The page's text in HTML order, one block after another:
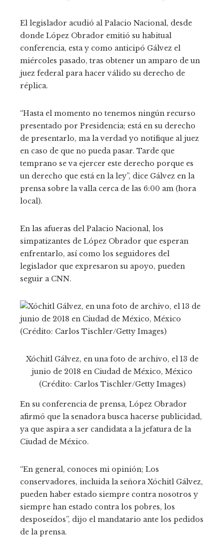
El legislador acudió al Palacio Nacional, desde
donde López Obrador emitió su habitual
conferencia, esta y como anticipó Gálvez el
miércoles pasado, tras obtener un amparo de un
juez federal para hacer válido su derecho de
réplica.
“Hasta el momento no tenemos ningún recurso
presentado por Presidencia; está en su derecho
de presentarlo, ma la verdad yo notifique al juez
en caso de que no pueda pasar. Tarde que
temprano se va ejercer este derecho porque es
un derecho que está en la ley”, dice Gálvez en la
prensa sobre la valla cerca de las 6:00 am (hora
local).
En las afueras del Palacio Nacional, los
simpatizantes de López Obrador que esperan
enfrentarlo, así como los seguidores del
legislador que expresaron su apoyo, pueden
seguir a CNN.
Xóchitl Gálvez, en una foto de archivo, el 13 de
junio de 2018 en Ciudad de México, México
(Crédito: Carlos Tischler/Getty Images)
En su conferencia de prensa, López Obrador
afirmó que la senadora busca hacerse publicidad,
ya que aspira a ser candidata a la jefatura de la
Ciudad de México.
“En general, conoces mi opinión; Los
conservadores, incluida la señora Xóchitl Gálvez,
pueden haber estado siempre contra nosotros y
siempre han estado contra los pobres, los
desposeídos”, dijo el mandatario ante los pedidos
de la prensa.